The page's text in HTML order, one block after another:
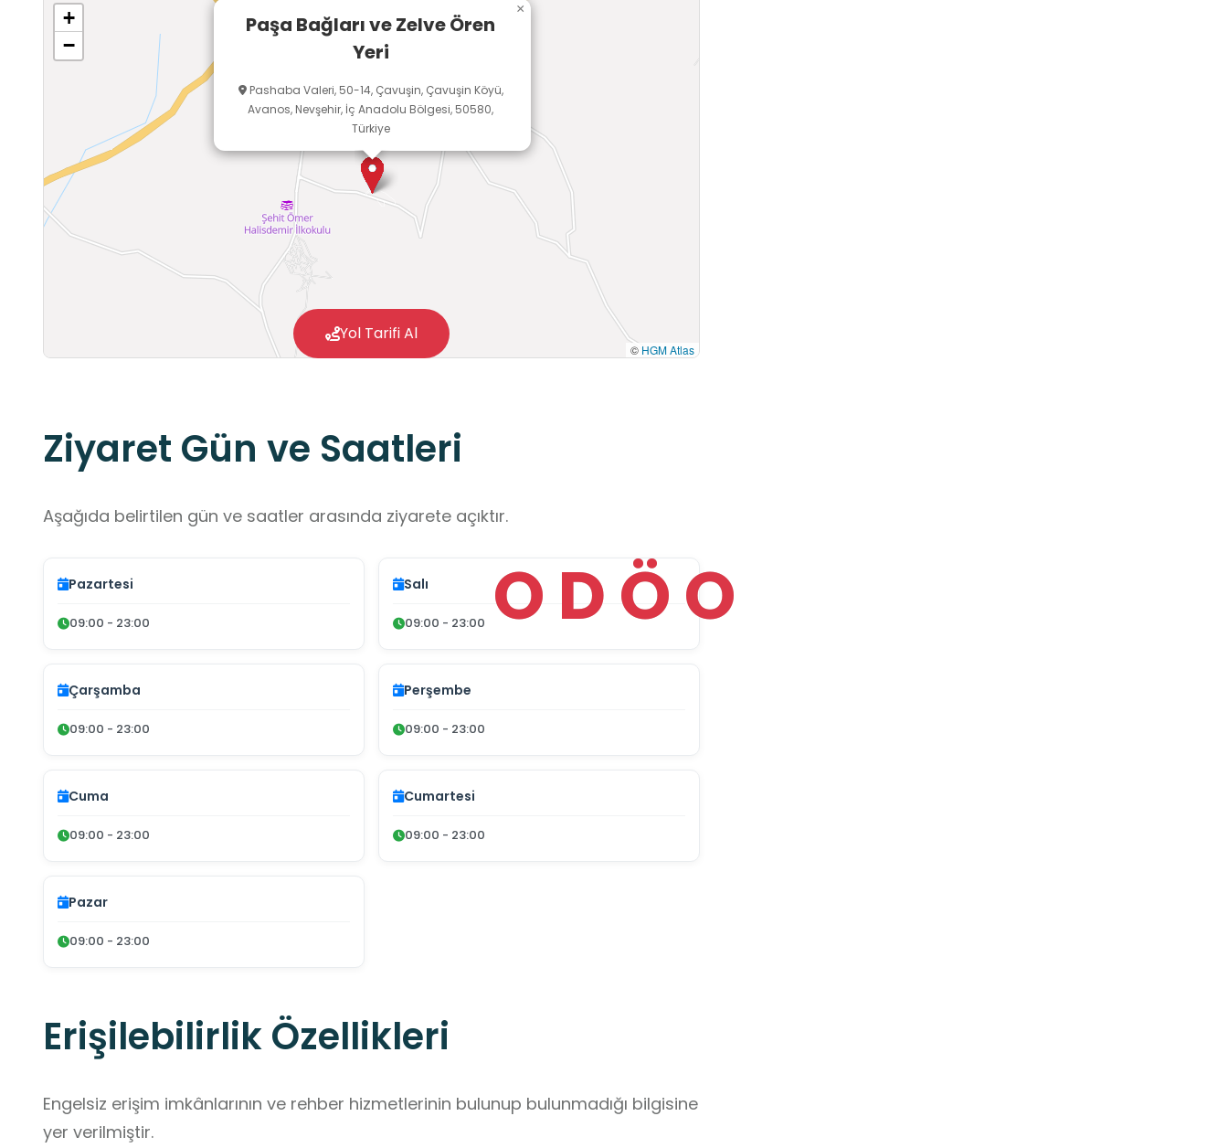
O DÖO
Paşa Bağları ve Zelve Ören
Yeri
Pashaba Valeri, 50-14, Çavuşin, Çavuşin Köyü,
Avanos, Nevşehir, İç Anadolu Bölgesi, 50580,
Türkiye
×
+
−
© HGM Atlas
Yol Tarifi Al
Ziyaret Gün ve Saatleri
Aşağıda belirtilen gün ve saatler arasında ziyarete açıktır.
Pazartesi
09:00 - 23:00
Salı
09:00 - 23:00
Çarşamba
09:00 - 23:00
Perşembe
09:00 - 23:00
Cuma
09:00 - 23:00
Cumartesi
09:00 - 23:00
Pazar
09:00 - 23:00
Erişilebilirlik Özellikleri
Engelsiz erişim imkânlarının ve rehber hizmetlerinin bulunup bulunmadığı bilgisine
yer verilmiştir.